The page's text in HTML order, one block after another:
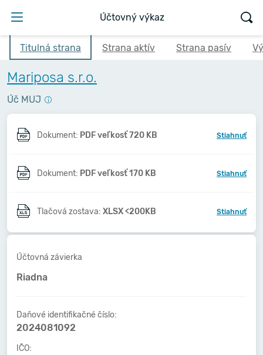
Účtovný výkaz
Titulná strana Strana aktív Strana pasív
Mariposa s.r.o.
Úč MUJ
Dokument: PDF veľkosť 720 KB Stiahnuť
Dokument: PDF veľkosť 170 KB Stiahnuť
Tlačová zostava: XLSX <200KB Stiahnuť
Účtovná závierka
Riadna
Daňové identifikačné číslo:
2024081092
IČO: